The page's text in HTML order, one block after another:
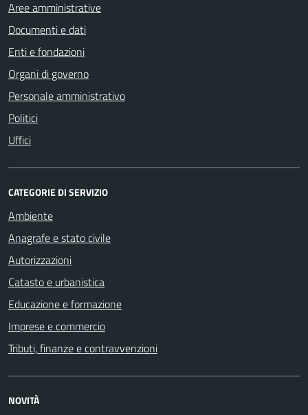
Aree amministrative
Documenti e dati
Enti e fondazioni
Organi di governo
Personale amministrativo
Politici
Uffici
CATEGORIE DI SERVIZIO
Ambiente
Anagrafe e stato civile
Autorizzazioni
Catasto e urbanistica
Educazione e formazione
Imprese e commercio
Tributi, finanze e contravvenzioni
NOVITÀ